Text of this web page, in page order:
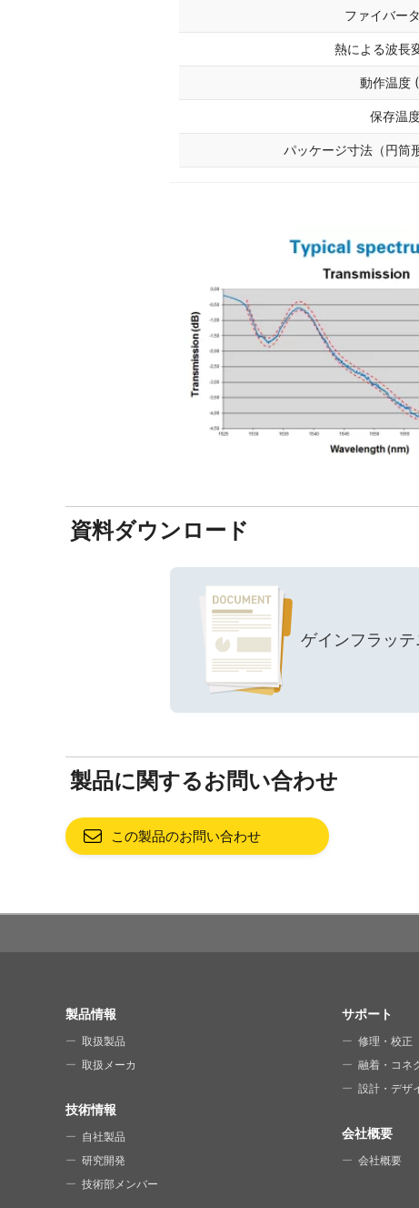
ファイバー
熱による波長
動作温度
保存温
パッケージ寸法（円筒
資料ダウンロード
ゲインフラッ
製品に関するお問い合わせ
この製品のお問い合わせ
SITE MAP
製品情報
取扱製品
取扱メーカ
技術情報
自社製品
研究開発
技術部メンバー
サポート
修理・校正
融着・コネ
設計・デザ
会社概要
会社概要